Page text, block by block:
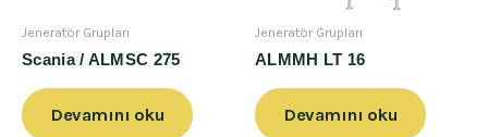
Jeneratör Grupları
Scania / ALMSC 275
Devamını oku
Jeneratör Grupları
ALMMH LT 16
Devamını oku